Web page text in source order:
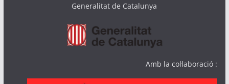
Generalitat de Catalunya
Amb la col·laboració :